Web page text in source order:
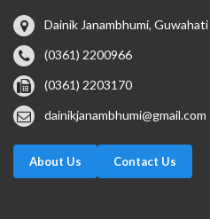
Dainik Janambhumi, Guwahati
(0361) 2200966
(0361) 2203170
dainikjanambhumi@gmail.com
About Us Contact Us